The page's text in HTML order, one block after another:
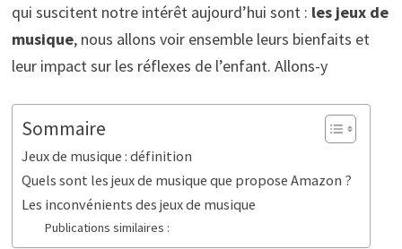
qui suscitent notre intérêt aujourd’hui sont : les jeux de
musique, nous allons voir ensemble leurs bienfaits et
leur impact sur les réflexes de l’enfant. Allons-y
Sommaire
Jeux de musique : définition
Quels sont les jeux de musique que propose Amazon ?
Les inconvénients des jeux de musique
Publications similaires :